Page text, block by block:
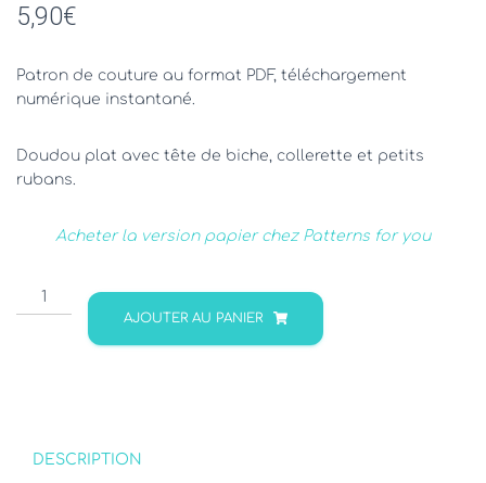
basé sur
notations
5,90€
Patron de couture au format PDF, téléchargement
numérique instantané.
Doudou plat avec tête de biche, collerette et petits
rubans.
Acheter la version papier chez Patterns for you
quantité
de
AJOUTER AU PANIER
DESCRIPTION